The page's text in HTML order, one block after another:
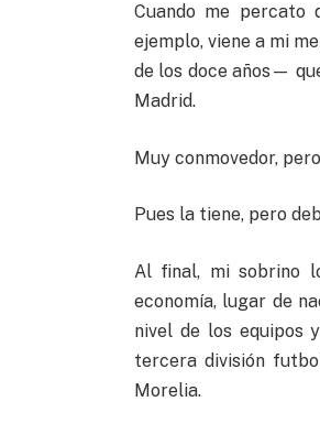
Cuando me percato
ejemplo, viene a mi
de los doce años—
Madrid.
Muy conmovedor,
Pues la tiene, pero
Al final, mi sobrino
economía, lugar de
nivel de los equipos
tercera división
Morelia.